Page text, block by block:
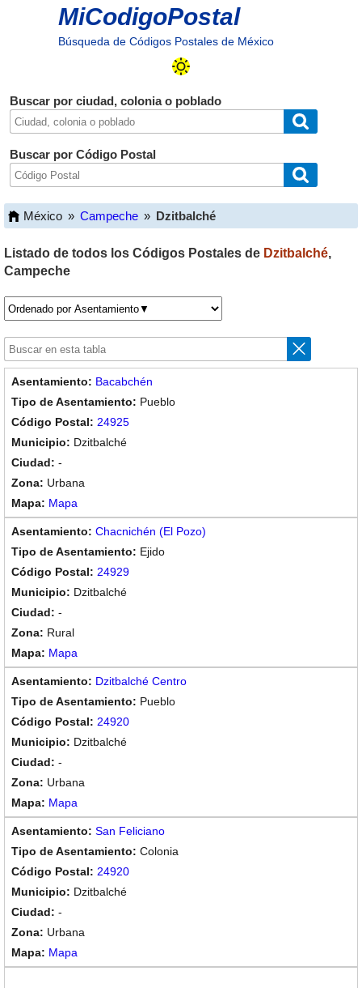
MiCodigoPostal
Búsqueda de Códigos Postales de México
Buscar por ciudad, colonia o poblado
Buscar por Código Postal
México » Campeche » Dzitbalché
Listado de todos los Códigos Postales de Dzitbalché,
Campeche
Bacabchén
Pueblo
24925
Dzitbalché
-
Urbana
Mapa
Chacnichén (El Pozo)
Ejido
24929
Dzitbalché
-
Rural
Mapa
Dzitbalché Centro
Pueblo
24920
Dzitbalché
-
Urbana
Mapa
San Feliciano
Colonia
24920
Dzitbalché
-
Urbana
Mapa